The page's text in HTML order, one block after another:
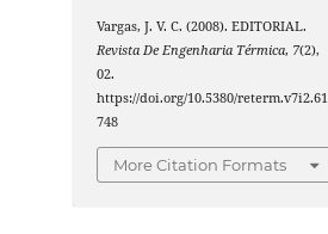
Vargas, J. V. C. (2008). EDITORIAL.
Revista De Engenharia Térmica, 7(2),
02.
https://doi.org/10.5380/reterm.v7i2.61
748
More Citation Formats